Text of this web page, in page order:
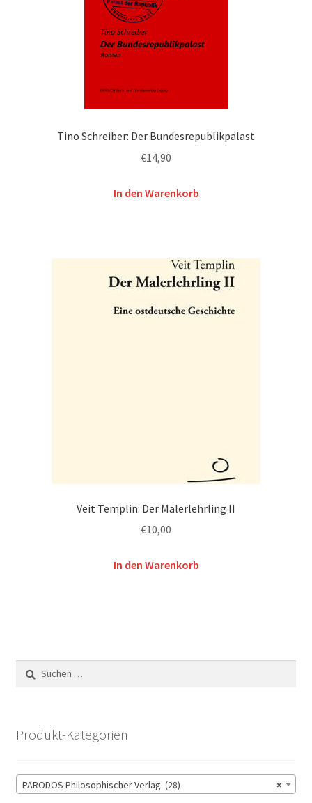
Tino Schreiber: Der Bundesrepublikpalast
€14,90
In den Warenkorb
Veit Templin: Der Malerlehrling II
€10,00
In den Warenkorb
nach:
Produkt-Kategorien
×
PARODOS Philosophischer Verlag (28)